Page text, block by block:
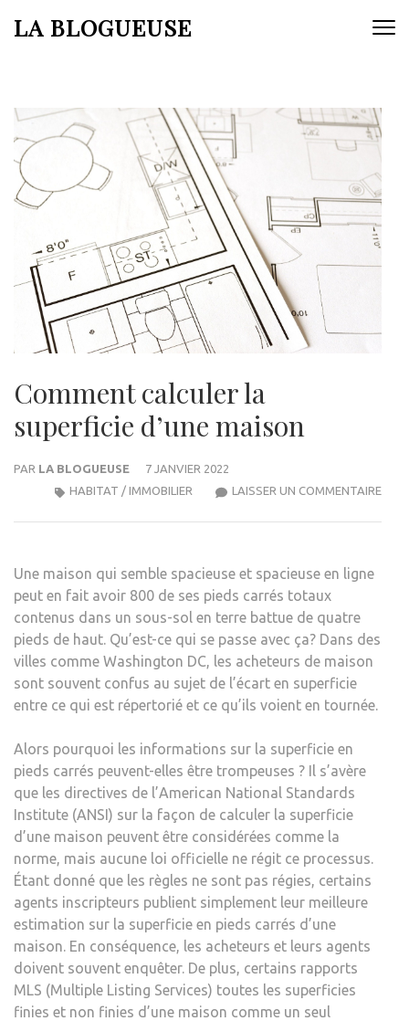
auLA BLOGUEUSE
Comment calculer la
superficie d’une maison
PAR LA BLOGUEUSE
7 JANVIER 2022
LAISSER UN COMMENTAIRE
HABITAT / IMMOBILIER
Une maison qui semble spacieuse et spacieuse en ligne
peut en fait avoir 800 de ses pieds carrés totaux
contenus dans un sous-sol en terre battue de quatre
pieds de haut. Qu’est-ce qui se passe avec ça? Dans des
villes comme Washington DC, les acheteurs de maison
sont souvent confus au sujet de l’écart en superficie
entre ce qui est répertorié et ce qu’ils voient en tournée.
Alors pourquoi les informations sur la superficie en
pieds carrés peuvent-elles être trompeuses ? Il s’avère
que les directives de l’American National Standards
Institute (ANSI) sur la façon de calculer la superficie
d’une maison peuvent être considérées comme la
norme, mais aucune loi officielle ne régit ce processus.
Étant donné que les règles ne sont pas régies, certains
agents inscripteurs publient simplement leur meilleure
estimation sur la superficie en pieds carrés d’une
maison. En conséquence, les acheteurs et leurs agents
doivent souvent enquêter. De plus, certains rapports
MLS (Multiple Listing Services) toutes les superficies
finies et non finies d’une maison comme un seul